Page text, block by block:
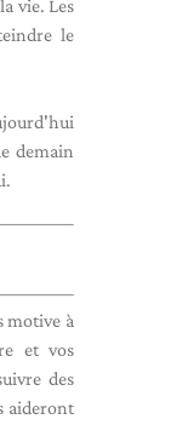
vie. Les
le
demain
motive à
et vos
des
aideront